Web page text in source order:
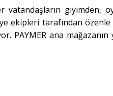
giyimden,
ekipleri tarafından
ana mağazanın